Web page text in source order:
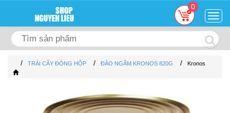
0
/ TRÁI CÂY ĐÓNG HỘP / ĐÀO NGÂM KRONOS 820G / Kronos